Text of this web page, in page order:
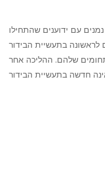
נמנים עם ידוענים שהתחילו
שלהם. ההליכה אחר